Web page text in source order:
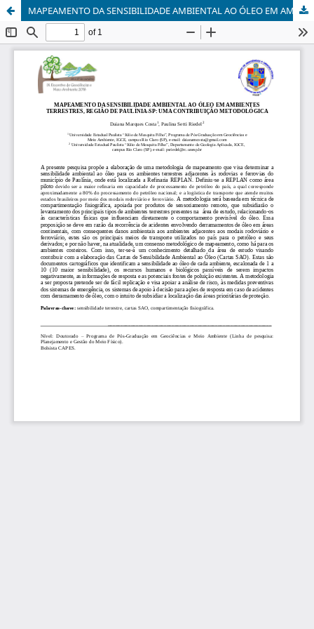
MAPEAMENTO DA SENSIBILIDADE AMBIENTAL AO ÓLEO EM AMBIENTES TERRESTRES, REGIÃO DE PAULÍNIA-SP: UMA CONTRIBUIÇÃO METODOLÓGICA